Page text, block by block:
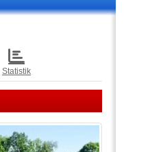
Statistik